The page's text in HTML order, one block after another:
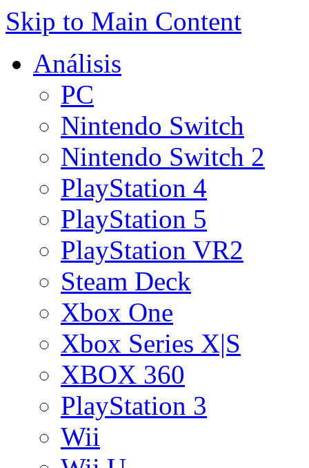
Skip to Main Content
Análisis
PC
Nintendo Switch
Nintendo Switch 2
PlayStation 4
PlayStation 5
PlayStation VR2
Steam Deck
Xbox One
Xbox Series X|S
XBOX 360
PlayStation 3
Wii